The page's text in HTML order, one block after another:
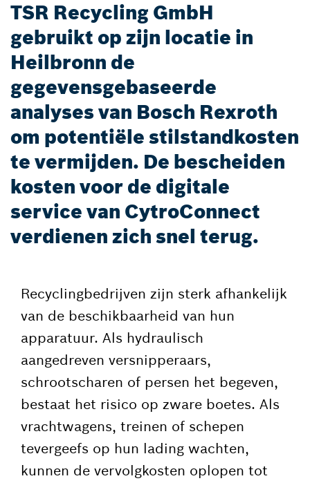
TSR Recycling GmbH
gebruikt op zijn locatie in
Heilbronn de
gegevensgebaseerde
analyses van Bosch Rexroth
om potentiële stilstandkosten
te vermijden. De bescheiden
kosten voor de digitale
service van CytroConnect
verdienen zich snel terug.
Recyclingbedrijven zijn sterk afhankelijk
van de beschikbaarheid van hun
apparatuur. Als hydraulisch
aangedreven versnipperaars,
schrootscharen of persen het begeven,
bestaat het risico op zware boetes. Als
vrachtwagens, treinen of schepen
tevergeefs op hun lading wachten,
kunnen de vervolgkosten oplopen tot